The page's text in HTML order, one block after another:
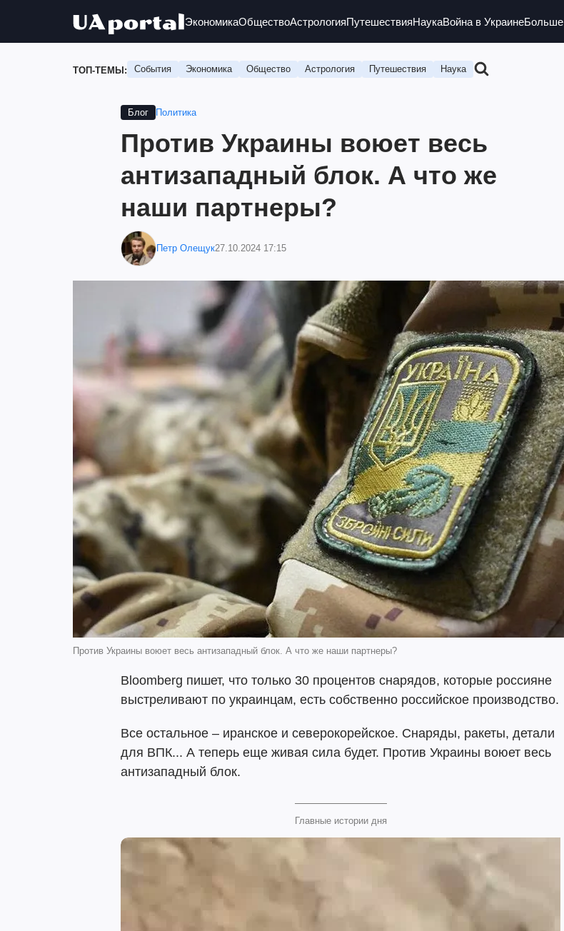
ЭкономикаОбществоАстрологияПутешествияНаукаВойна в УкраинеБольше
ТОП-ТЕМЫ: События Экономика Общество Астрология Путешествия Наука
Блог Политика
Против Украины воюет весь
антизападный блок. А что же
наши партнеры?
Петр Олещук27.10.2024 17:15
Против Украины воюет весь антизападный блок. А что же наши партнеры?
Bloomberg пишет, что только 30 процентов снарядов, которые россияне
выстреливают по украинцам, есть собственно российское производство.
Все остальное – иранское и северокорейское. Снаряды, ракеты, детали
для ВПК... А теперь еще живая сила будет. Против Украины воюет весь
антизападный блок.
Главные истории дня